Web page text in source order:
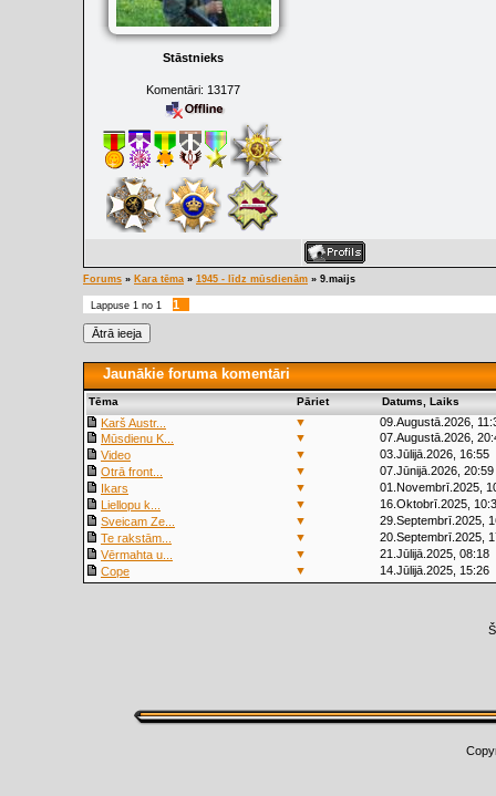
Stāstnieks
Komentāri: 13177
Forums » Kara tēma » 1945 - līdz mūsdienām » 9.maijs
Lappuse 1 no 1 1
Jaunākie foruma komentāri
Tēma Pāriet Datums, Laiks
Karš Austr... ▼
09.Augustā.2026,
Mūsdienu K...
▼
07.Augustā.2026,
Video
▼
03.Jūlijā.2026, 16:55
Otrā front...
▼
07.Jūnijā.2026, 20:59
Ikars
▼
01.Novembrī.2025,
Liellopu k...
▼
16.Oktobrī.2025,
Sveicam Ze...
▼
29.Septembrī.2025,
Te rakstām...
▼
20.Septembrī.2025,
Vērmahta u...
▼
21.Jūlijā.2025, 08:18
Cope
▼ 14.Jūlijā.2025, 15:26